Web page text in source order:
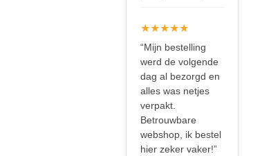
★★★★★
“Mijn bestelling
werd de volgende
dag al bezorgd en
alles was netjes
verpakt.
Betrouwbare
webshop, ik bestel
hier zeker vaker!”